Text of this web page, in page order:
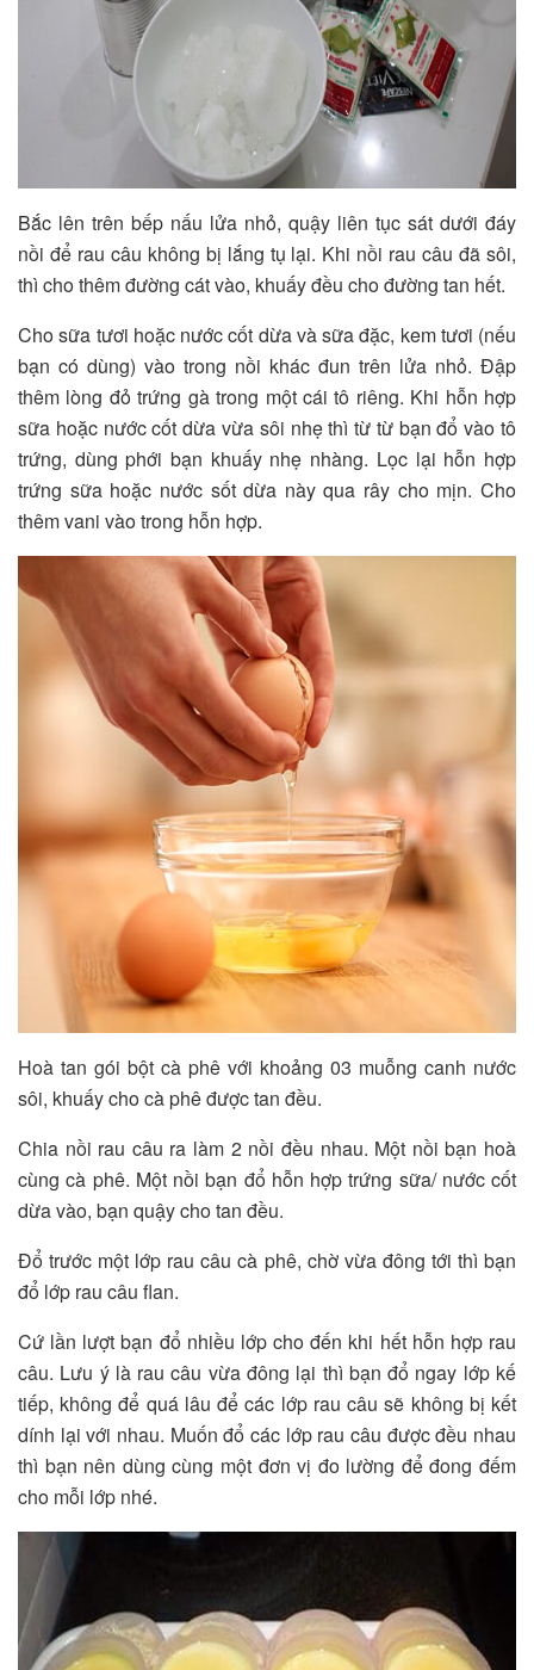
Bắc lên trên bếp nấu lửa nhỏ, quậy liên tục sát dưới đáy
nồi để rau câu không bị lắng tụ lại. Khi nồi rau câu đã sôi,
thì cho thêm đường cát vào, khuấy đều cho đường tan hết.
Cho sữa tươi hoặc nước cốt dừa và sữa đặc, kem tươi (nếu
bạn có dùng) vào trong nồi khác đun trên lửa nhỏ. Đập
thêm lòng đỏ trứng gà trong một cái tô riêng. Khi hỗn hợp
sữa hoặc nước cốt dừa vừa sôi nhẹ thì từ từ bạn đổ vào tô
trứng, dùng phới bạn khuấy nhẹ nhàng. Lọc lại hỗn hợp
trứng sữa hoặc nước sốt dừa này qua rây cho mịn. Cho
thêm vani vào trong hỗn hợp.
Hoà tan gói bột cà phê với khoảng 03 muỗng canh nước
sôi, khuấy cho cà phê được tan đều.
Chia nồi rau câu ra làm 2 nồi đều nhau. Một nồi bạn hoà
cùng cà phê. Một nồi bạn đổ hỗn hợp trứng sữa/ nước cốt
dừa vào, bạn quậy cho tan đều.
Đổ trước một lớp rau câu cà phê, chờ vừa đông tới thì bạn
đổ lớp rau câu flan.
Cứ lần lượt bạn đổ nhiều lớp cho đến khi hết hỗn hợp rau
câu. Lưu ý là rau câu vừa đông lại thì bạn đổ ngay lớp kế
tiếp, không để quá lâu để các lớp rau câu sẽ không bị kết
dính lại với nhau. Muốn đổ các lớp rau câu được đều nhau
thì bạn nên dùng cùng một đơn vị đo lường để đong đếm
cho mỗi lớp nhé.